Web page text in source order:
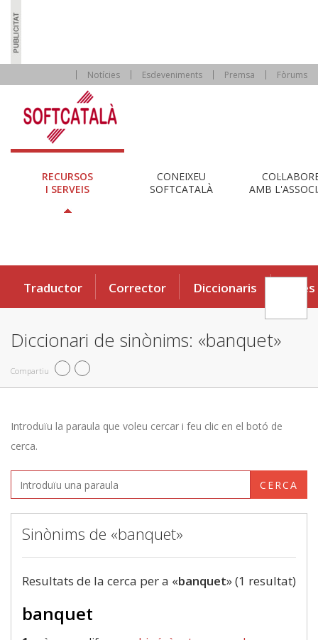
Notícies Esdeveniments Premsa Fòrums
RECURSOS
I SERVEIS
CONEIXEU
SOFTCATALÀ
AMB
Traductor Corrector Diccionaris Eines
Diccionari de sinònims: «banquet»
Compartiu
Introduïu la paraula que voleu cercar i feu clic en el botó de
cerca.
CERCA
Sinònims de «banquet»
Resultats de la cerca per a «banquet» (1 resultat)
banquet